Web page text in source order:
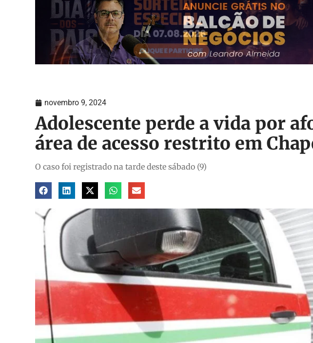
novembro 9, 2024
Adolescente perde a vida por
área de acesso restrito em
O caso foi registrado na tarde deste sábado (9)